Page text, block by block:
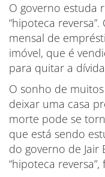
O governo estuda
“hipoteca
mensal de
imóvel, que é
para quitar a dívida
O sonho de
deixar uma casa
morte pode se
que está sendo
do governo de Jair
“hipoteca